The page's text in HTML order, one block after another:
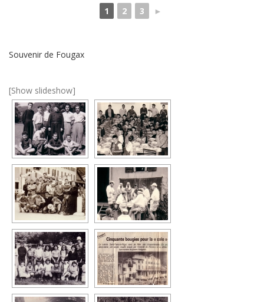
1 2 3 ►
Souvenir de Fougax
[Show slideshow]